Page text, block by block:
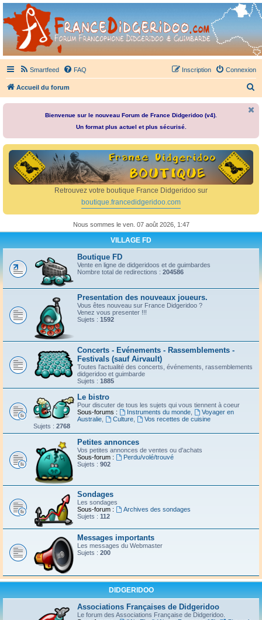
France Didgeridoo
Didgeridoo et Guimbarde sur France Didgeridoo - retrouvez la communauté.
Smartfeed FAQ Connexion
Inscription
Accueil du forum
e
r
Bienvenue sur le nouveau Forum de France Didgeridoo (v4).
Un format plus actuel et plus sécurisé.
Retrouvez votre boutique France Didgeridoo sur
boutique.francedidgeridoo.com
Nous sommes le ven. 07 août 2026, 1:47
VILLAGE FD
Boutique FD
Vente en ligne de didgeridoos et de guimbardes
Nombre total de redirections : 204586
Presentation des nouveaux joueurs.
Vous êtes nouveau sur France Didgeridoo ?
Venez vous presenter !!!
Sujets : 1592
Concerts - Evénements - Rassemblements -
Festivals (sauf Airvault)
Toutes l'actualité des concerts, événements, rassemblements
didgeridoo et guimbarde
Sujets : 1885
Le bistro
Pour discuter de tous les sujets qui vous tiennent à coeur
Sous-forums :
Instruments du monde,
Voyager en
Australie
Culture,
Vos recettes de cuisine
Sujets : 2768
Petites annonces
Vos petites annonces de ventes ou d'achats
Sous-forum :
Perdu/volé/trouvé
Sujets : 902
Sondages
Les sondages
Sous-forum :
Archives des sondages
Sujets : 112
Messages importants
Les messages du Webmaster
Sujets : 200
DIDGERIDOO
Associations Françaises de Didgeridoo
Le forum des Associations Française de Didgeridoo.